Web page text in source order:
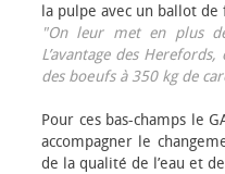
la pulpe avec un ballot
"On leur met en plus
L’avantage des
des bœufs à 350 kg de
Pour ces bas-champs le
accompagner le
de la qualité de l’eau et